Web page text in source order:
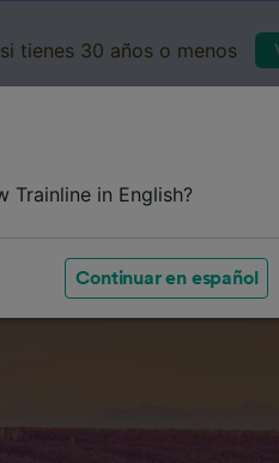
si tienes 30 años o menos
Horarios Billetes de
Trainline in English?
Continuar en español